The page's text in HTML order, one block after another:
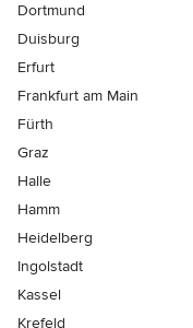
Dortmund
Duisburg
Erfurt
Frankfurt am Main
Fürth
Graz
Halle
Hamm
Heidelberg
Ingolstadt
Kassel
Krefeld